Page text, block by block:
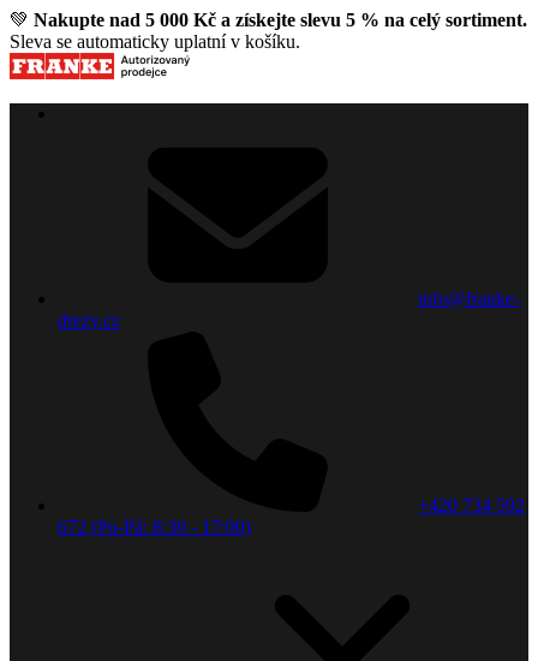
💚 Nakupte nad 5 000 Kč a získejte slevu 5 % na celý sortiment.
Sleva se automaticky uplatní v košíku.
info@franke-
drezy.cz
+420 734 592
672 (Po-Pá: 8:30 - 17:00)